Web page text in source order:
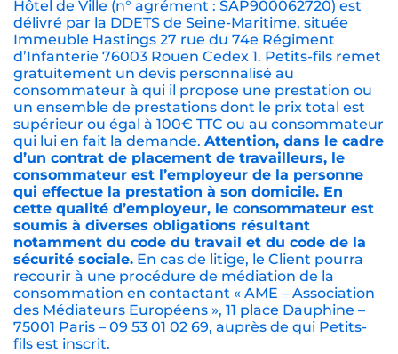
Hôtel de Ville (n° agrément : SAP900062720) est
délivré par la DDETS de Seine-Maritime, située
Immeuble Hastings 27 rue du 74e Régiment
d’Infanterie 76003 Rouen Cedex 1. Petits-fils remet
gratuitement un devis personnalisé au
consommateur à qui il propose une prestation ou
un ensemble de prestations dont le prix total est
supérieur ou égal à 100€ TTC ou au consommateur
qui lui en fait la demande. Attention, dans le cadre
d’un contrat de placement de travailleurs, le
consommateur est l’employeur de la personne
qui effectue la prestation à son domicile. En
cette qualité d’employeur, le consommateur est
soumis à diverses obligations résultant
notamment du code du travail et du code de la
sécurité sociale. En cas de litige, le Client pourra
recourir à une procédure de médiation de la
consommation en contactant « AME – Association
des Médiateurs Européens », 11 place Dauphine –
75001 Paris – 09 53 01 02 69, auprès de qui Petits-
fils est inscrit.